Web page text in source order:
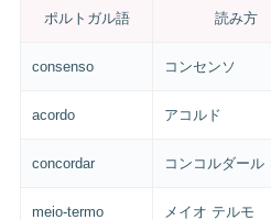
ポルトガル語 読み方
consenso コンセンソ
acordo アコルド
concordar コンコルダール
meio-termo メイオ テルモ